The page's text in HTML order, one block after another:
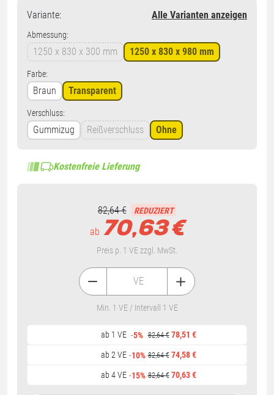
Variante: Alle Varianten anzeigen
Abmessung:
1250 x 830 x 300 mm 1250 x 830 x 980 mm
Farbe:
Braun Transparent
Verschluss:
Gummizug Reißverschluss Ohne
Kostenfreie Lieferung
82,64 € REDUZIERT
ab 70,63€
Preis p. 1 VE zzgl. MwSt.
ab 1 VE -5% 82,64 € 78,51 €
ab 2 VE -10% 82,64 € 74,58 €
ab 4 VE -15% 82,64 € 70,63 €
VE
Min. 1 VE / Intervall 1 VE